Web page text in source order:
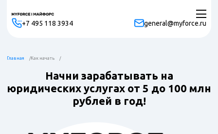
+7 495 118 3934 general@myforce.ru
Главная Как начать
Начни зарабатывать на
юридических услугах от 5 до 100 млн
рублей в год!